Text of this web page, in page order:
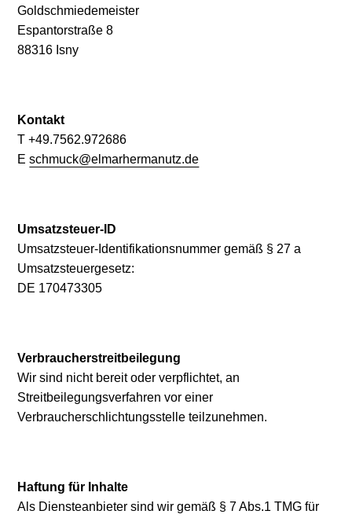
Goldschmiedemeister
Espantorstraße 8
88316 Isny
Kontakt
T +49.7562.972686
Eschmuck@elmarhermanutz.de
Umsatzsteuer-ID
Umsatzsteuer-Identifikationsnummer gemäß § 27 a
Umsatzsteuergesetz:
DE 170473305
Verbraucherstreitbeilegung
Wir sind nicht bereit oder verpflichtet, an
Streitbeilegungsverfahren vor einer
Verbraucherschlichtungsstelle teilzunehmen.
Haftung für Inhalte
Als Diensteanbieter sind wir gemäß § 7 Abs.1 TMG für